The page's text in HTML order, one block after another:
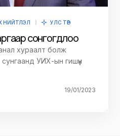
НИЙТЛЭЛ
УЛС ТӨР
сонгогдлоо
хураалт болж
УИХ-ын гишүүн
19/01/2023